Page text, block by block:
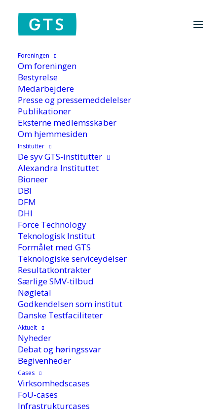
Foreningen
Om foreningen
Bestyrelse
Medarbejdere
Presse og pressemeddelelser
Publikationer
Eksterne medlemsskaber
Om hjemmesiden
Institutter
De syv GTS-institutter
Alexandra Instituttet
Bioneer
DBI
DFM
DHI
Force Technology
Teknologisk Institut
Formålet med GTS
Teknologiske serviceydelser
Resultatkontrakter
Særlige SMV-tilbud
Nøgletal
Godkendelsen som institut
Danske Testfaciliteter
Aktuelt
Nyheder
Debat og høringssvar
Begivenheder
Cases
Virksomhedscases
FoU-cases
Infrastrukturcases
Hjem /Aktuelt/Folkemødet 2026: GENVEJ TIL SUCCES
Folkemødet 2026:
GENVEJ TIL SUCCES